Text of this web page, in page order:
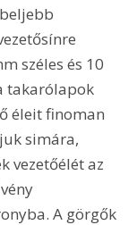
széles és 10
takarólapok
éleit finoman
simára,
vezetőélét az
A görgők